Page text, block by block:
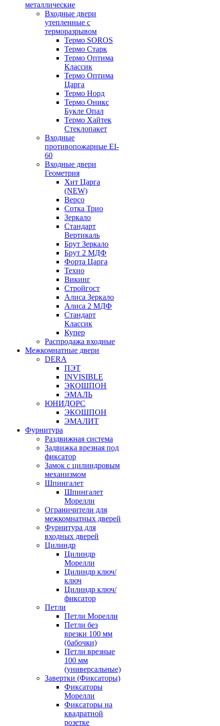
металлические
Входные двери
утепленные с
терморазрывом
Термо SOROS
Термо Старк
Термо Оптима
Классик
Термо Оптима
Царга
Термо Норд
Термо Оникс
Букле Опал
Термо Хайтек
Стеклопакет
Входные
противопожарные EI-
60
Входные двери
Геометрия
Хит Царга
(NEW)
Версо
Сотка Трио
Зеркало
Стандарт
Вертикаль
Брут Зеркало
Брут 2 МДФ
Форта Царга
Техно
Викинг
Стройгост
Алиса Зеркало
Алиса 2 МДФ
Стандарт
Классик
Купер
Распродажа входные
Межкомнатные двери
DERA
ПЭТ
INVISIBLE
ЭКОШПОН
ЭМАЛЬ
ЮНИДОРС
ЭКОШПОН
ЭМАЛИТ
Фурнитура
Раздвижная система
Задвижка врезная под
фиксатор
Замок с цилиндровым
механизмом
Шпингалет
Шпингалет
Морелли
Ограничители для
межкомнатных дверей
Фурнитура для
входных дверей
Цилиндр
Цилиндр
Морелли
Цилиндр ключ/
ключ
Цилиндр ключ/
фиксатор
Петли
Петли Морелли
Петли без
врезки 100 мм
(бабочки)
Петли врезные
100 мм
(универсальные)
Завертки (Фиксаторы)
Фиксаторы
Морелли
Фиксаторы на
квадратной
розетке